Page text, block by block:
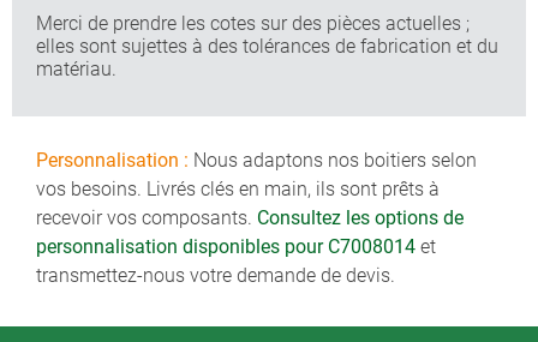
Merci de prendre les cotes sur des pièces actuelles ;
elles sont sujettes à des tolérances de fabrication et du
matériau.
Personnalisation : Nous adaptons nos boitiers selon
vos besoins. Livrés clés en main, ils sont prêts à
recevoir vos composants. Consultez les options de
personnalisation disponibles pour C7008014 et
transmettez-nous votre demande de devis.